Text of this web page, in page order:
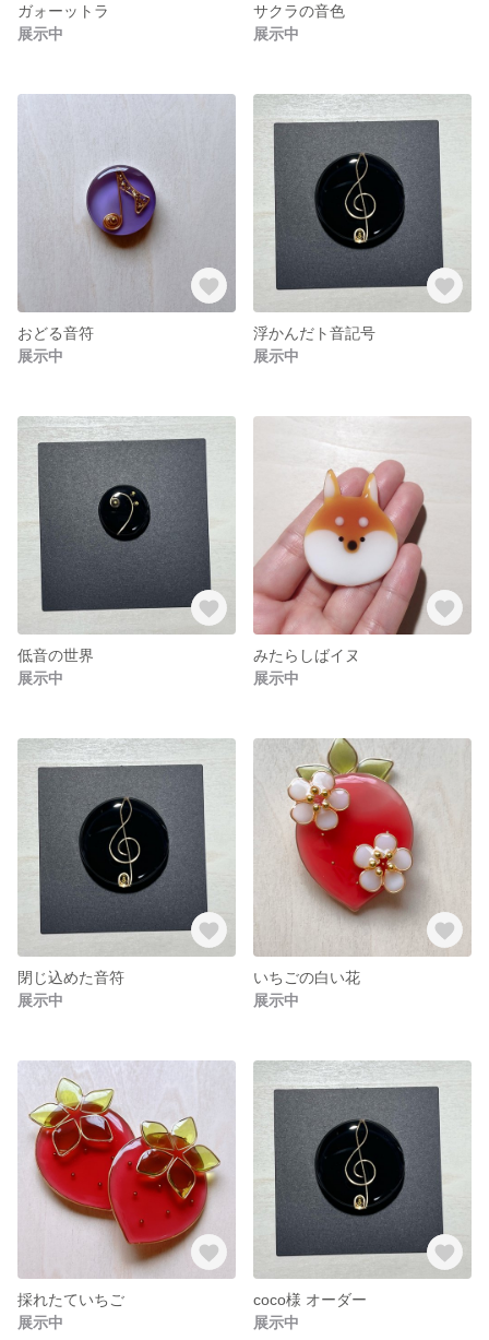
ガォーットラ
展示中
サクラの音色
展示中
おどる音符
展示中
浮かんだト音記号
展示中
低音の世界
展示中
みたらしばイヌ
展示中
閉じ込めた音符
展示中
いちごの白い花
展示中
採れたていちご
展示中
coco様 オーダー
展示中